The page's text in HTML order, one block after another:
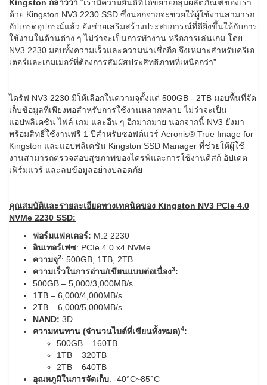
Kingston กล่าวว่า “เรามีความยินดีที่ได้ขยายกลุ่มผลิตภัณฑ์ของเรา
ด้วย Kingston NV3 2230 SSD ซึ่งนอกจากจะช่วยให้ผู้ใช้งานสามารถ
อัปเกรดอุปกรณ์แล้ว ยังช่วยเสริมสร้างประสบการณ์ที่ดียิ่งขึ้นให้กับการ
ใช้งานในด้านต่าง ๆ ไม่ว่าจะเป็นการทำงาน หรือการเล่นเกม โดย
NV3 2230 มอบทั้งความเร็วและความน่าเชื่อถือ จึงเหมาะสำหรับครีเอ
เตอร์และเกมเมอร์ที่ต้องการสัมผัสประสิทธิภาพที่เหนือกว่า”
ไดร์ฟ NV3 2230 มีให้เลือกในความจุตั้งแต่ 500GB - 2TB มอบพื้นที่จัด
เก็บข้อมูลที่เพียงพอสำหรับการใช้งานหลากหลาย ไม่ว่าจะเป็น
แอปพลิเคชัน ไฟล์ เกม และอื่น ๆ อีกมากมาย นอกจากนี้ NV3 ยังมา
พร้อมสิทธิ์ใช้งานฟรี 1 ปีสำหรับซอฟต์แวร์ Acronis® True Image for
Kingston และแอปพลิเคชัน Kingston SSD Manager ที่ช่วยให้ผู้ใช้
งานสามารถตรวจสอบสุขภาพของไดรฟ์และการใช้งานดิสก์ อัปเดต
เฟิร์มแวร์ และลบข้อมูลอย่างปลอดภัย
คุณสมบัติและรายละเอียดทางเทคนิคของ Kingston NV3 PCIe 4.0
NVMe 2230 SSD:
ฟอร์มแฟคเตอร์: M.2 2230
อินเทอร์เฟซ: PCIe 4.0 x4 NVMe
ความจุ2: 500GB, 1TB, 2TB
ความเร็วในการอ่าน/เขียนแบบต่อเนื่อง3:
500GB – 5,000/3,000MB/s
1TB – 6,000/4,000MB/s
2TB – 6,000/5,000MB/s
NAND: 3D
ความทนทาน (จำนวนไบต์ที่เขียนทั้งหมด)4:
500GB – 160TB
1TB – 320TB
2TB – 640TB
อุณหภูมิในการจัดเก็บ: -40°C~85°C